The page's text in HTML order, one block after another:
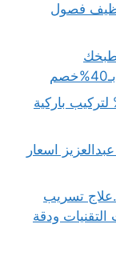
بالرياض بـ20%تنظيف فصول
باركية بالرياض بخصم33% لتركيب باركية
اسعار
تسريب
ودقة